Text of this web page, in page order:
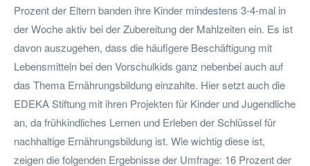
Prozent der Eltern banden ihre Kinder mindestens 3-4-mal in
der Woche aktiv bei der Zubereitung der Mahlzeiten ein. Es ist
davon auszugehen, dass die häufigere Beschäftigung mit
Lebensmitteln bei den Vorschulkids ganz nebenbei auch auf
das Thema Ernährungsbildung einzahlte. Hier setzt auch die
EDEKA Stiftung mit ihren Projekten für Kinder und Jugendliche
an, da frühkindliches Lernen und Erleben der Schlüssel für
nachhaltige Ernährungsbildung ist. Wie wichtig diese ist,
zeigen die folgenden Ergebnisse der Umfrage: 16 Prozent der